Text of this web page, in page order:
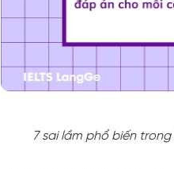
7 sai lầm phổ biến